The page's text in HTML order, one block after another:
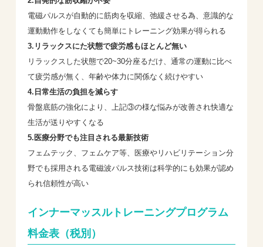
電磁パルスが自動的に筋肉を収縮、弛緩させる為、意識的な
運動動作をしなくても簡単にトレーニング効果が得られる
3.リラックスにた状態で疲労感もほとんど無い
リラックスした状態で20~30分座るだけ、通常の運動に比べ
て疲労感が無く、年齢や体力に関係なく続けやすい
4.日常生活の負担を減らす
骨盤底筋の強化により、上記③の様な悩みが改善され快適な
生活が送りやすくなる
5.医療分野でも注目される最新技術
フェムテック、フェムケア等、医療やリハビリテーション分
野でも採用される電磁波パルス技術は科学的にも効果が認め
られ信頼性が高い
インナーマッスルトレーニングプログラム
料金表（税別）